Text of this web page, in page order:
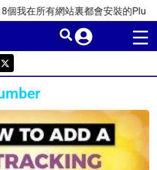
8個我在所有網站裏都會安裝的
X
-
t
i
t
e
r